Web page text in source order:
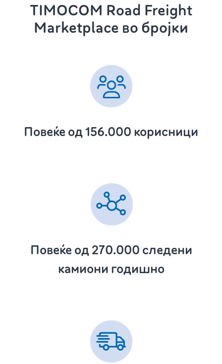
TIMOCOM Road Freight
Marketplace во бројки
Повеќе од 156.000 корисници
Повеќе од 270.000 следени
камиони годишно